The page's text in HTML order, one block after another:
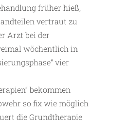
früher hieß,
vertraut zu
Arzt bei der
wöchentlich in
vier
bekommen
so fix wie möglich
die Grundtherapie